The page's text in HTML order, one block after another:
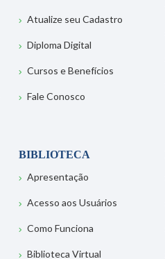
Atualize seu Cadastro
Diploma Digital
Cursos e Benefícios
Fale Conosco
BIBLIOTECA
Apresentação
Acesso aos Usuários
Como Funciona
Biblioteca Virtual